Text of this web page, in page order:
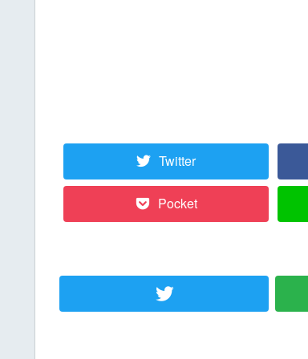
Twitter
Pocket